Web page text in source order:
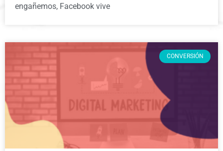
engañemos, Facebook vive
CONVERSIÓN